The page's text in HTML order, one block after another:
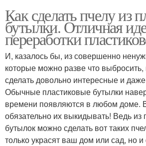
Как сделать пчелу из
бутылки. Отличная
переработки
И, казалось бы, из совершенно
которые можно разве что
сделать довольно интересные и
Обычные пластиковые бутылки
времени появляются в любом доме.
обязательно их выкидывать! Ведь из
бутылок можно сделать вот таких
только украсят ваш дом или сад, но и